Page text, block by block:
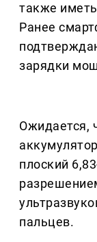
также
Ранее
зарядки
Ожидается,
плоский
пальцев.